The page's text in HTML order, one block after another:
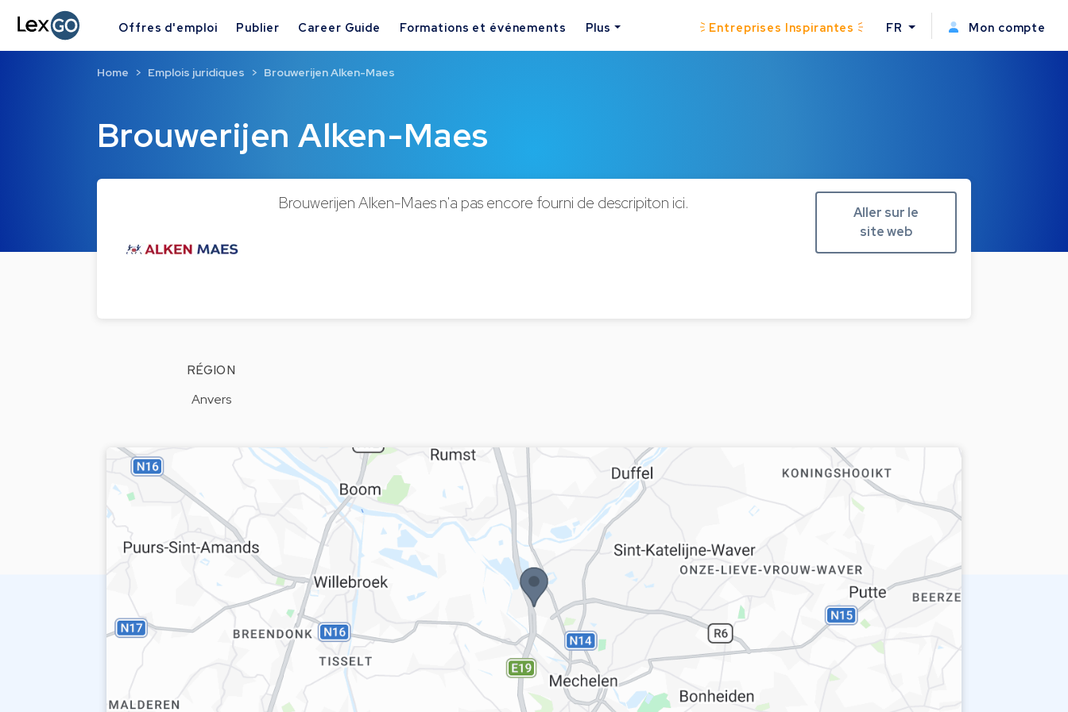
Offres d'emploi Publier Career Guide Formations et événements Plus Entreprises Inspirantes FR Mon compte
Brouwerijen Alken-Maes
Home Emplois juridiques Brouwerijen Alken-Maes
Brouwerijen Alken-Maes n'a pas encore fourni de descripiton ici.
Aller sur le
site web
RÉGION
Anvers